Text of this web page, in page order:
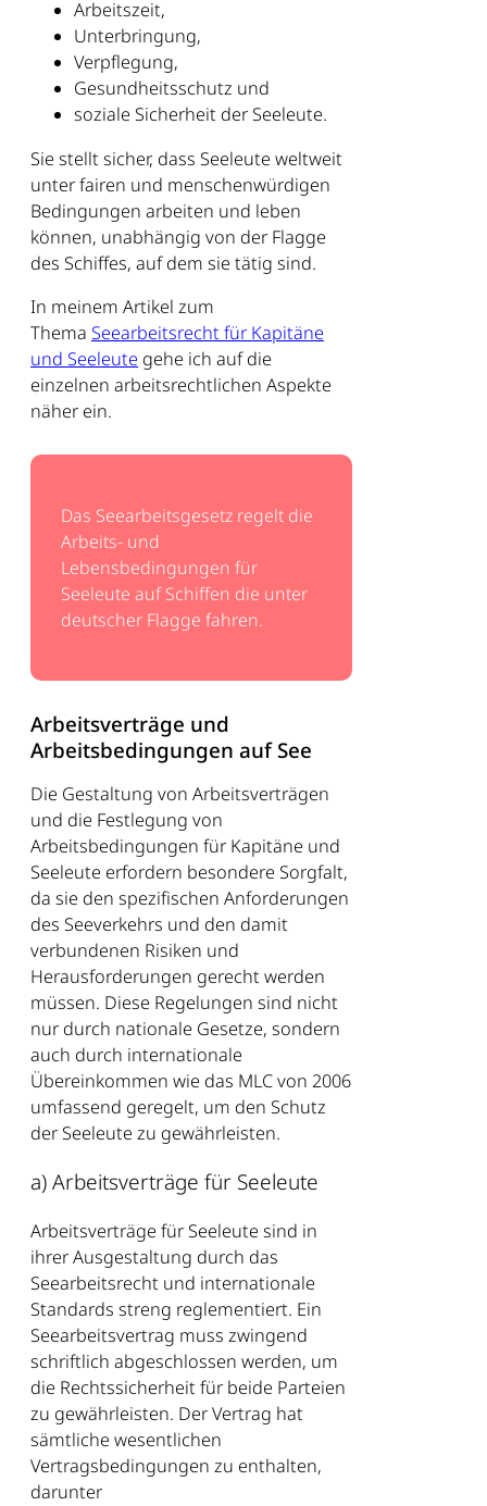
Arbeitszeit,
Unterbringung,
Verpflegung,
Gesundheitsschutz und
soziale Sicherheit der Seeleute.
Sie stellt sicher, dass Seeleute weltweit
unter fairen und menschenwürdigen
Bedingungen arbeiten und leben
können, unabhängig von der Flagge
des Schiffes, auf dem sie tätig sind.
In meinem Artikel zum
Thema Seearbeitsrecht für Kapitäne
und Seeleute gehe ich auf die
einzelnen arbeitsrechtlichen Aspekte
näher ein.
Das Seearbeitsgesetz regelt die
Arbeits- und
Lebensbedingungen für
Seeleute auf Schiffen die unter
deutscher Flagge fahren.
Arbeitsverträge und
Arbeitsbedingungen auf See
Die Gestaltung von Arbeitsverträgen
und die Festlegung von
Arbeitsbedingungen für Kapitäne und
Seeleute erfordern besondere Sorgfalt,
da sie den spezifischen Anforderungen
des Seeverkehrs und den damit
verbundenen Risiken und
Herausforderungen gerecht werden
müssen. Diese Regelungen sind nicht
nur durch nationale Gesetze, sondern
auch durch internationale
Übereinkommen wie das MLC von 2006
umfassend geregelt, um den Schutz
der Seeleute zu gewährleisten.
a) Arbeitsverträge für Seeleute
Arbeitsverträge für Seeleute sind in
ihrer Ausgestaltung durch das
Seearbeitsrecht und internationale
Standards streng reglementiert. Ein
Seearbeitsvertrag muss zwingend
schriftlich abgeschlossen werden, um
die Rechtssicherheit für beide Parteien
zu gewährleisten. Der Vertrag hat
sämtliche wesentlichen
Vertragsbedingungen zu enthalten,
darunter